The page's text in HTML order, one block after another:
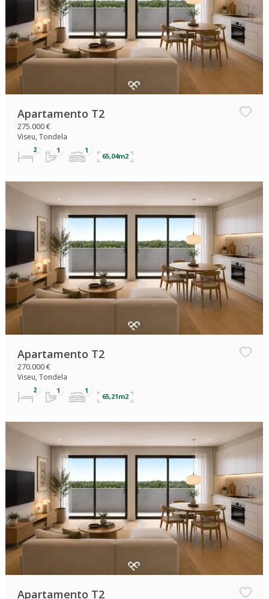
Apartamento T2
275.000 €
Viseu, Tondela
65,04m2
Apartamento T2
270.000 €
Viseu, Tondela
65,21m2
Apartamento T2